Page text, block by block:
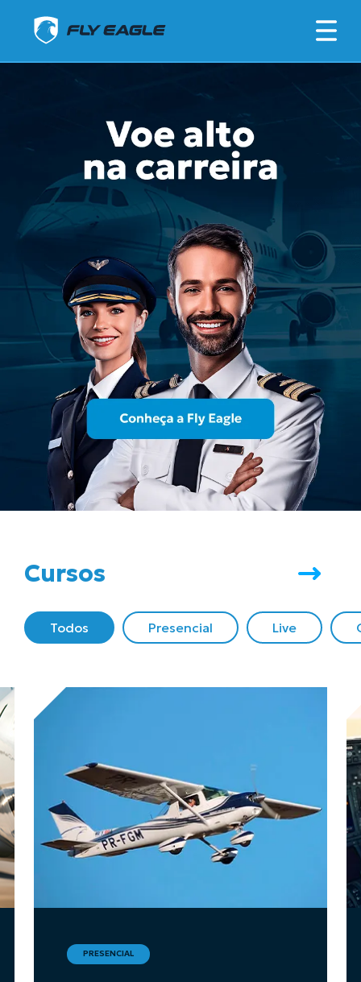
Cursos
Todos Presencial Live
PRESENCIAL